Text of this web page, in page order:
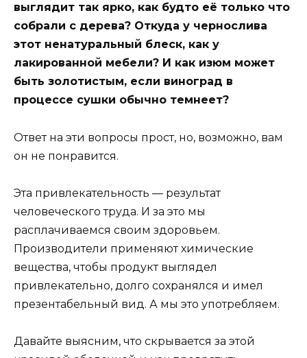
выглядит так ярко, как будто её только что
собрали с дерева? Откуда у чернослива
этот ненатуральный блеск, как у
лакированной мебели? И как изюм может
быть золотистым, если виноград в
процессе сушки обычно темнеет?
Ответ на эти вопросы прост, но, возможно, вам
он не понравится.
Эта привлекательность — результат
человеческого труда. И за это мы
расплачиваемся своим здоровьем.
Производители применяют химические
вещества, чтобы продукт выглядел
привлекательно, долго сохранялся и имел
презентабельный вид. А мы это употребляем.
Давайте выясним, что скрывается за этой